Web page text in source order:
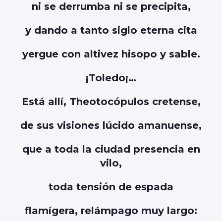
ni se derrumba ni se precipita,
y dando a tanto siglo eterna cita
yergue con altivez hisopo y sable.
¡Toledo¡…
Está allí, Theotocópulos cretense,
de sus visiones lúcido amanuense,
que a toda la ciudad presencia en
vilo,
toda tensión de espada
flamígera, relámpago muy largo: